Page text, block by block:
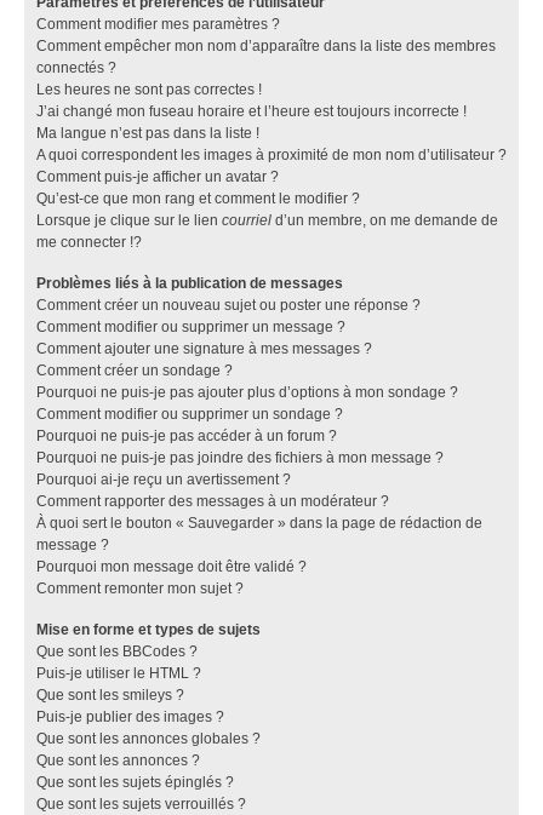
Comment modifier mes paramètres ?
Comment empêcher mon nom d’apparaître dans la liste des membres
connectés ?
Les heures ne sont pas correctes !
J’ai changé mon fuseau horaire et l’heure est toujours incorrecte !
Ma langue n’est pas dans la liste !
A quoi correspondent les images à proximité de mon nom d’utilisateur ?
Comment puis-je afficher un avatar ?
Qu’est-ce que mon rang et comment le modifier ?
Lorsque je clique sur le lien courriel d’un membre, on me demande de
me connecter !?
Problèmes liés à la publication de messages
Comment créer un nouveau sujet ou poster une réponse ?
Comment modifier ou supprimer un message ?
Comment ajouter une signature à mes messages ?
Comment créer un sondage ?
Pourquoi ne puis-je pas ajouter plus d’options à mon sondage ?
Comment modifier ou supprimer un sondage ?
Pourquoi ne puis-je pas accéder à un forum ?
Pourquoi ne puis-je pas joindre des fichiers à mon message ?
Pourquoi ai-je reçu un avertissement ?
Comment rapporter des messages à un modérateur ?
À quoi sert le bouton « Sauvegarder » dans la page de rédaction de
message ?
Pourquoi mon message doit être validé ?
Comment remonter mon sujet ?
Mise en forme et types de sujets
Que sont les BBCodes ?
Puis-je utiliser le HTML ?
Que sont les smileys ?
Puis-je publier des images ?
Que sont les annonces globales ?
Que sont les annonces ?
Que sont les sujets épinglés ?
Que sont les sujets verrouillés ?